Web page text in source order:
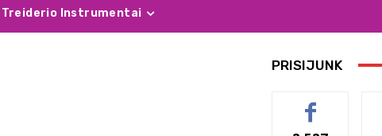
Treiderio Instrumentai
PRISIJUNK